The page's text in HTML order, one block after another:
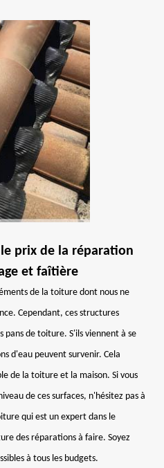
prix de la réparation
et faîtière
de la toiture dont nous ne
Cependant, ces structures
pans de toiture. S'ils viennent à se
d'eau peuvent survenir. Cela
de la toiture et la maison. Si vous
de ces surfaces, n'hésitez pas à
qui est un expert dans le
des réparations à faire. Soyez
à tous les budgets.